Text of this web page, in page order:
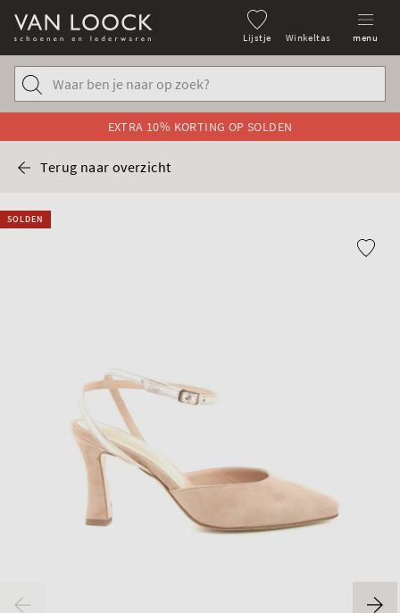
Lijstje Winkeltas menu
EXTRA 10% KORTING OP SOLDEN
Terug naar overzicht
SOLDEN